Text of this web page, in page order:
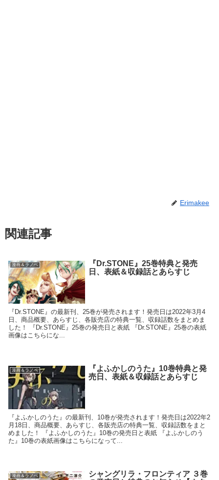
Erimakee
関連記事
漫画＆ラノベ
『Dr.STONE』25巻特典と発売
日、表紙＆収録話とあらすじ
『Dr.STONE』の最新刊、25巻が発売されます！発売日は2022年3月4
日、商品概要、あらすじ、各販売店の特典一覧、収録話数をまとめま
した！ 『Dr.STONE』25巻の発売日と表紙 『Dr.STONE』25巻の表紙
画像はこちらにな...
漫画＆ラノベ
『よふかしのうた』10巻特典と発
売日、表紙＆収録話とあらすじ
『よふかしのうた』の最新刊、10巻が発売されます！発売日は2022年2
月18日、商品概要、あらすじ、各販売店の特典一覧、収録話数をまと
めました！ 『よふかしのうた』10巻の発売日と表紙 『よふかしのう
た』10巻の表紙画像はこちらになって...
漫画＆ラノベ
シャングリラ・フロンティア ３巻